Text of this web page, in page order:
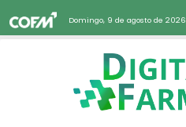
Domingo, 9 de agosto de 2026